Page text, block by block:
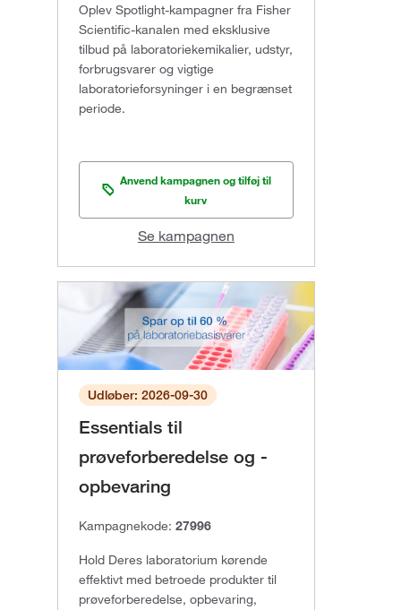
Oplev Spotlight-kampagner fra Fisher
Scientific-kanalen med eksklusive
tilbud på laboratoriekemikalier, udstyr,
forbrugsvarer og vigtige
laboratorieforsyninger i en begrænset
periode.
Anvend kampagnen og tilføj til
kurv
Se kampagnen
Udløber: 2026-09-30
Essentials til
prøveforberedelse og -
opbevaring
Kampagnekode: 27996
Hold Deres laboratorium kørende
effektivt med betroede produkter til
prøveforberedelse, opbevaring,